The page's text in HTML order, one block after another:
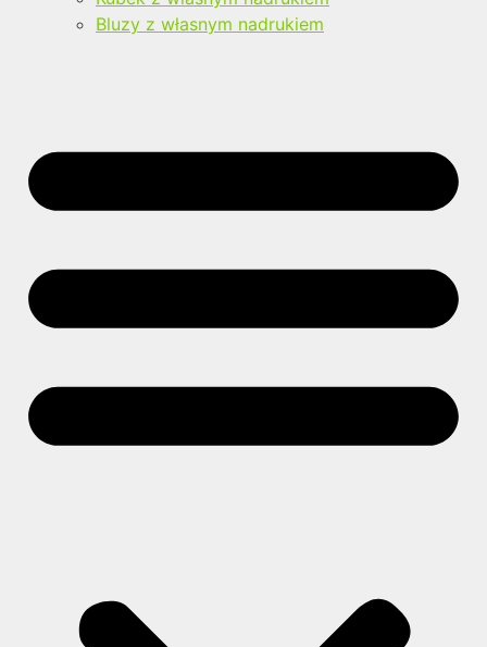
Bluzy z własnym nadrukiem